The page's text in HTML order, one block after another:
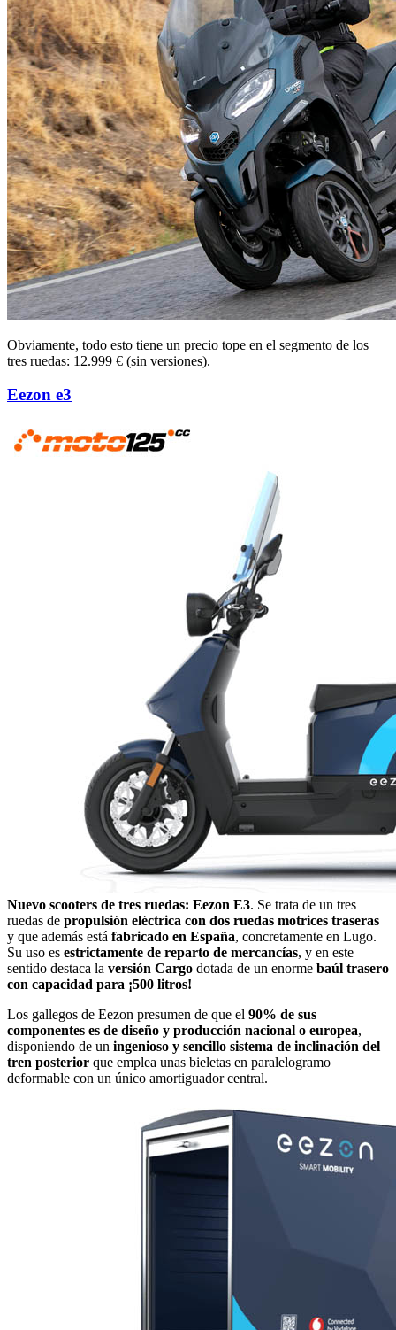
Obviamente, todo esto tiene un precio tope en el segmento de los
tres ruedas: 12.999 € (sin versiones).
Eezon e3
Nuevo scooters de tres ruedas: Eezon E3. Se trata de un tres
ruedas de propulsión eléctrica con dos ruedas motrices traseras
y que además está fabricado en España, concretamente en Lugo.
Su uso es estrictamente de reparto de mercancías, y en este
sentido destaca la versión Cargo dotada de un enorme baúl trasero
con capacidad para ¡500 litros!
Los gallegos de Eezon presumen de que el 90% de sus
componentes es de diseño y producción nacional o europea,
disponiendo de un ingenioso y sencillo sistema de inclinación del
tren posterior que emplea unas bieletas en paralelogramo
deformable con un único amortiguador central.